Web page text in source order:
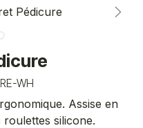
WH
Assise en
silicone.